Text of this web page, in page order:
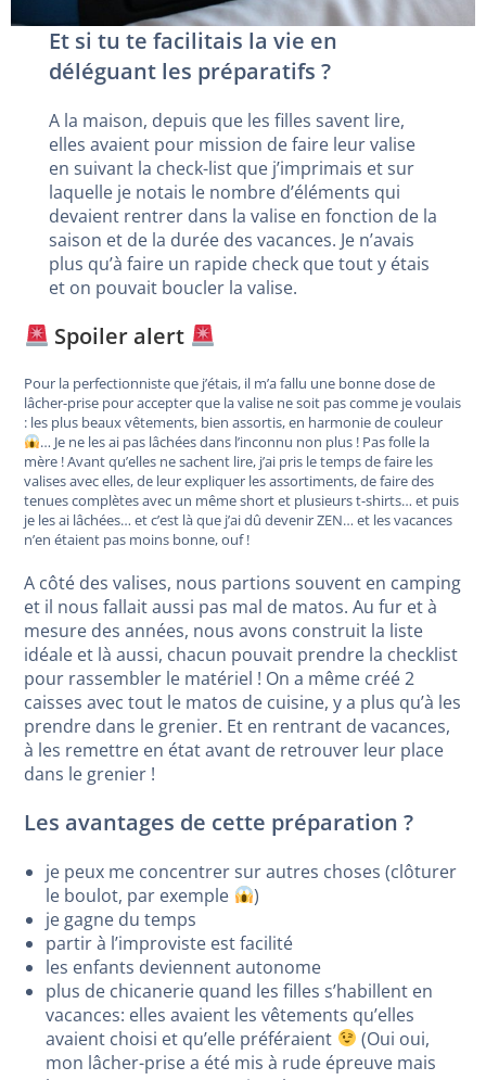
Et si tu te facilitais la vie en
déléguant les préparatifs ?
A la maison, depuis que les filles savent lire,
elles avaient pour mission de faire leur valise
en suivant la check-list que j’imprimais et sur
laquelle je notais le nombre d’éléments qui
devaient rentrer dans la valise en fonction de la
saison et de la durée des vacances. Je n’avais
plus qu’à faire un rapide check que tout y étais
et on pouvait boucler la valise.
Spoiler alert
Pour la perfectionniste que j’étais, il m’a fallu une bonne dose de
lâcher-prise pour accepter que la valise ne soit pas comme je voulais
: les plus beaux vêtements, bien assortis, en harmonie de couleur
… Je ne les ai pas lâchées dans l’inconnu non plus ! Pas folle la
mère ! Avant qu’elles ne sachent lire, j’ai pris le temps de faire les
valises avec elles, de leur expliquer les assortiments, de faire des
tenues complètes avec un même short et plusieurs t-shirts… et puis
je les ai lâchées… et c’est là que j’ai dû devenir ZEN… et les vacances
n’en étaient pas moins bonne, ouf !
A côté des valises, nous partions souvent en camping
et il nous fallait aussi pas mal de matos. Au fur et à
mesure des années, nous avons construit la liste
idéale et là aussi, chacun pouvait prendre la checklist
pour rassembler le matériel ! On a même créé 2
caisses avec tout le matos de cuisine, y a plus qu’à les
prendre dans le grenier. Et en rentrant de vacances,
à les remettre en état avant de retrouver leur place
dans le grenier !
Les avantages de cette préparation ?
je peux me concentrer sur autres choses (clôturer
le boulot, par exemple
)
je gagne du temps
partir à l’improviste est facilité
les enfants deviennent autonome
plus de chicanerie quand les filles s’habillent en
vacances: elles avaient les vêtements qu’elles
avaient choisi et qu’elle préféraient
(Oui oui,
mon lâcher-prise a été mis à rude épreuve mais